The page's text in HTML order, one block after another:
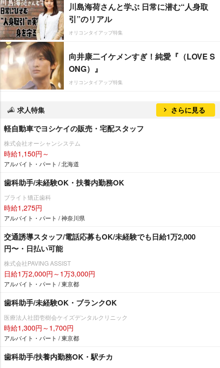
川島海荷さんと学ぶ 日常に潜む“人身取
引”のリアル
オリコンタイアップ特集
向井康二イケメンすぎ！純愛『（LOVE S
ONG）』
オリコンタイアップ特集
求人特集 さらに見る
軽自動車でヨシケイの販売・宅配スタッフ
株式会社オーシャンシステム
時給1,150円～
アルバイト・パート / 北海道
歯科助手/未経験OK・扶養内勤務OK
ブライト矯正歯科
時給1,275円
アルバイト・パート / 神奈川県
交通誘導スタッフ/電話応募もOK/未経験でも日給1万2,000
円〜・日払い可能
株式会社PAVING ASSIST
日給1万2,000円～1万3,000円
アルバイト・パート / 東京都
歯科助手/未経験OK・ブランクOK
医療法人社団壱樹会ケイズデンタルクリニック
時給1,300円～1,700円
アルバイト・パート / 東京都
歯科助手/扶養内勤務OK・駅チカ